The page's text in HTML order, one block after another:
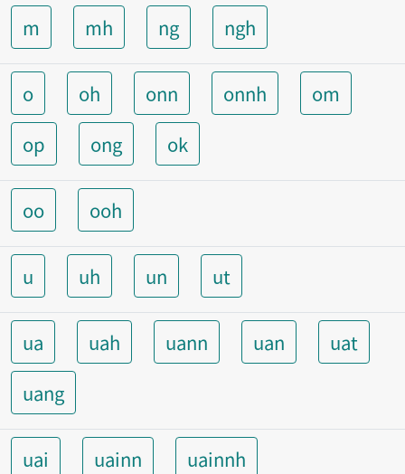
m mh ng ngh
o oh onn onnh
om
op
ong ok
oo ooh
u uh un ut
ua uah uann uan
uat
uang
uai uainn uainnh